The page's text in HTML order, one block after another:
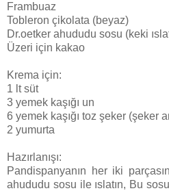
Frambuaz
Tobleron çikolata (beyaz)
Dr.oetker ahududu sosu (keki
Üzeri için kakao
Krema için:
1 lt süt
3 yemek kaşığı un
6 yemek kaşığı toz şeker (şeker
2 yumurta
Hazırlanışı:
Pandispanyanın her iki
ahududu sosu ile ıslatın, Bu